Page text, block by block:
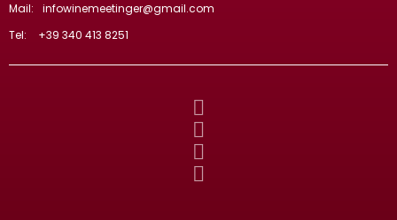
Mail:
infowinemeetinger@gmail.com
Tel:
+39 340 413 8251